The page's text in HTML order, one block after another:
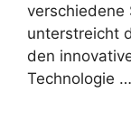
verschiedene
unterstreicht
den
Technologie …